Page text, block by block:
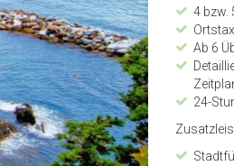
4 bzw.
Ab 6
24-